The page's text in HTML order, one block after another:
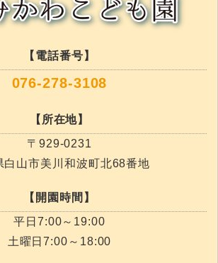
【電話番号】
076-278-3108
【所在地】
〒929-0231
白山市美川和波町北68番地
【開園時間】
平日7:00～19:00
土曜日7:00～18:00